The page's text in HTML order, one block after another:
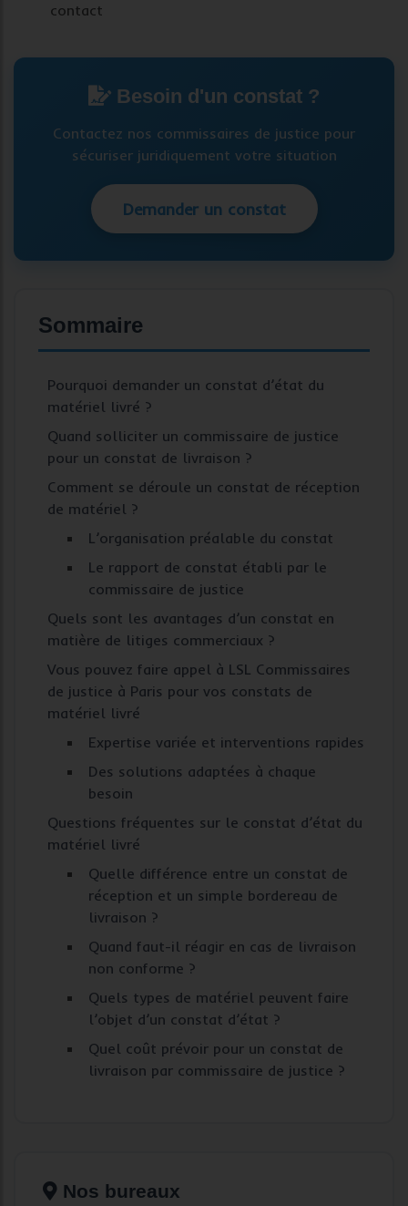
contact
Besoin d'un constat ?
Contactez nos commissaires de justice pour
sécuriser juridiquement votre situation
Demander un constat
Sommaire
Pourquoi demander un constat d’état du
matériel livré ?
Quand solliciter un commissaire de justice
pour un constat de livraison ?
Comment se déroule un constat de réception
de matériel ?
L’organisation préalable du constat
Le rapport de constat établi par le
commissaire de justice
Quels sont les avantages d’un constat en
matière de litiges commerciaux ?
Vous pouvez faire appel à LSL Commissaires
de justice à Paris pour vos constats de
matériel livré
Expertise variée et interventions rapides
Des solutions adaptées à chaque
besoin
Questions fréquentes sur le constat d’état du
matériel livré
Quelle différence entre un constat de
réception et un simple bordereau de
livraison ?
Quand faut-il réagir en cas de livraison
non conforme ?
Quels types de matériel peuvent faire
l’objet d’un constat d’état ?
Quel coût prévoir pour un constat de
livraison par commissaire de justice ?
Nos bureaux